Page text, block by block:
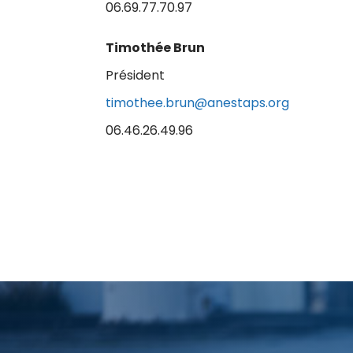
06.69.77.70.97
Timothée Brun
Président
timothee.brun@anestaps.org
06.46.26.49.96